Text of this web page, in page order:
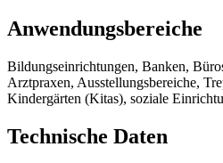
Anwendungsbereiche
Bildungseinrichtungen, Banken,
Arztpraxen, Ausstellungsbereiche,
Kindergärten (Kitas), soziale
Technische Daten